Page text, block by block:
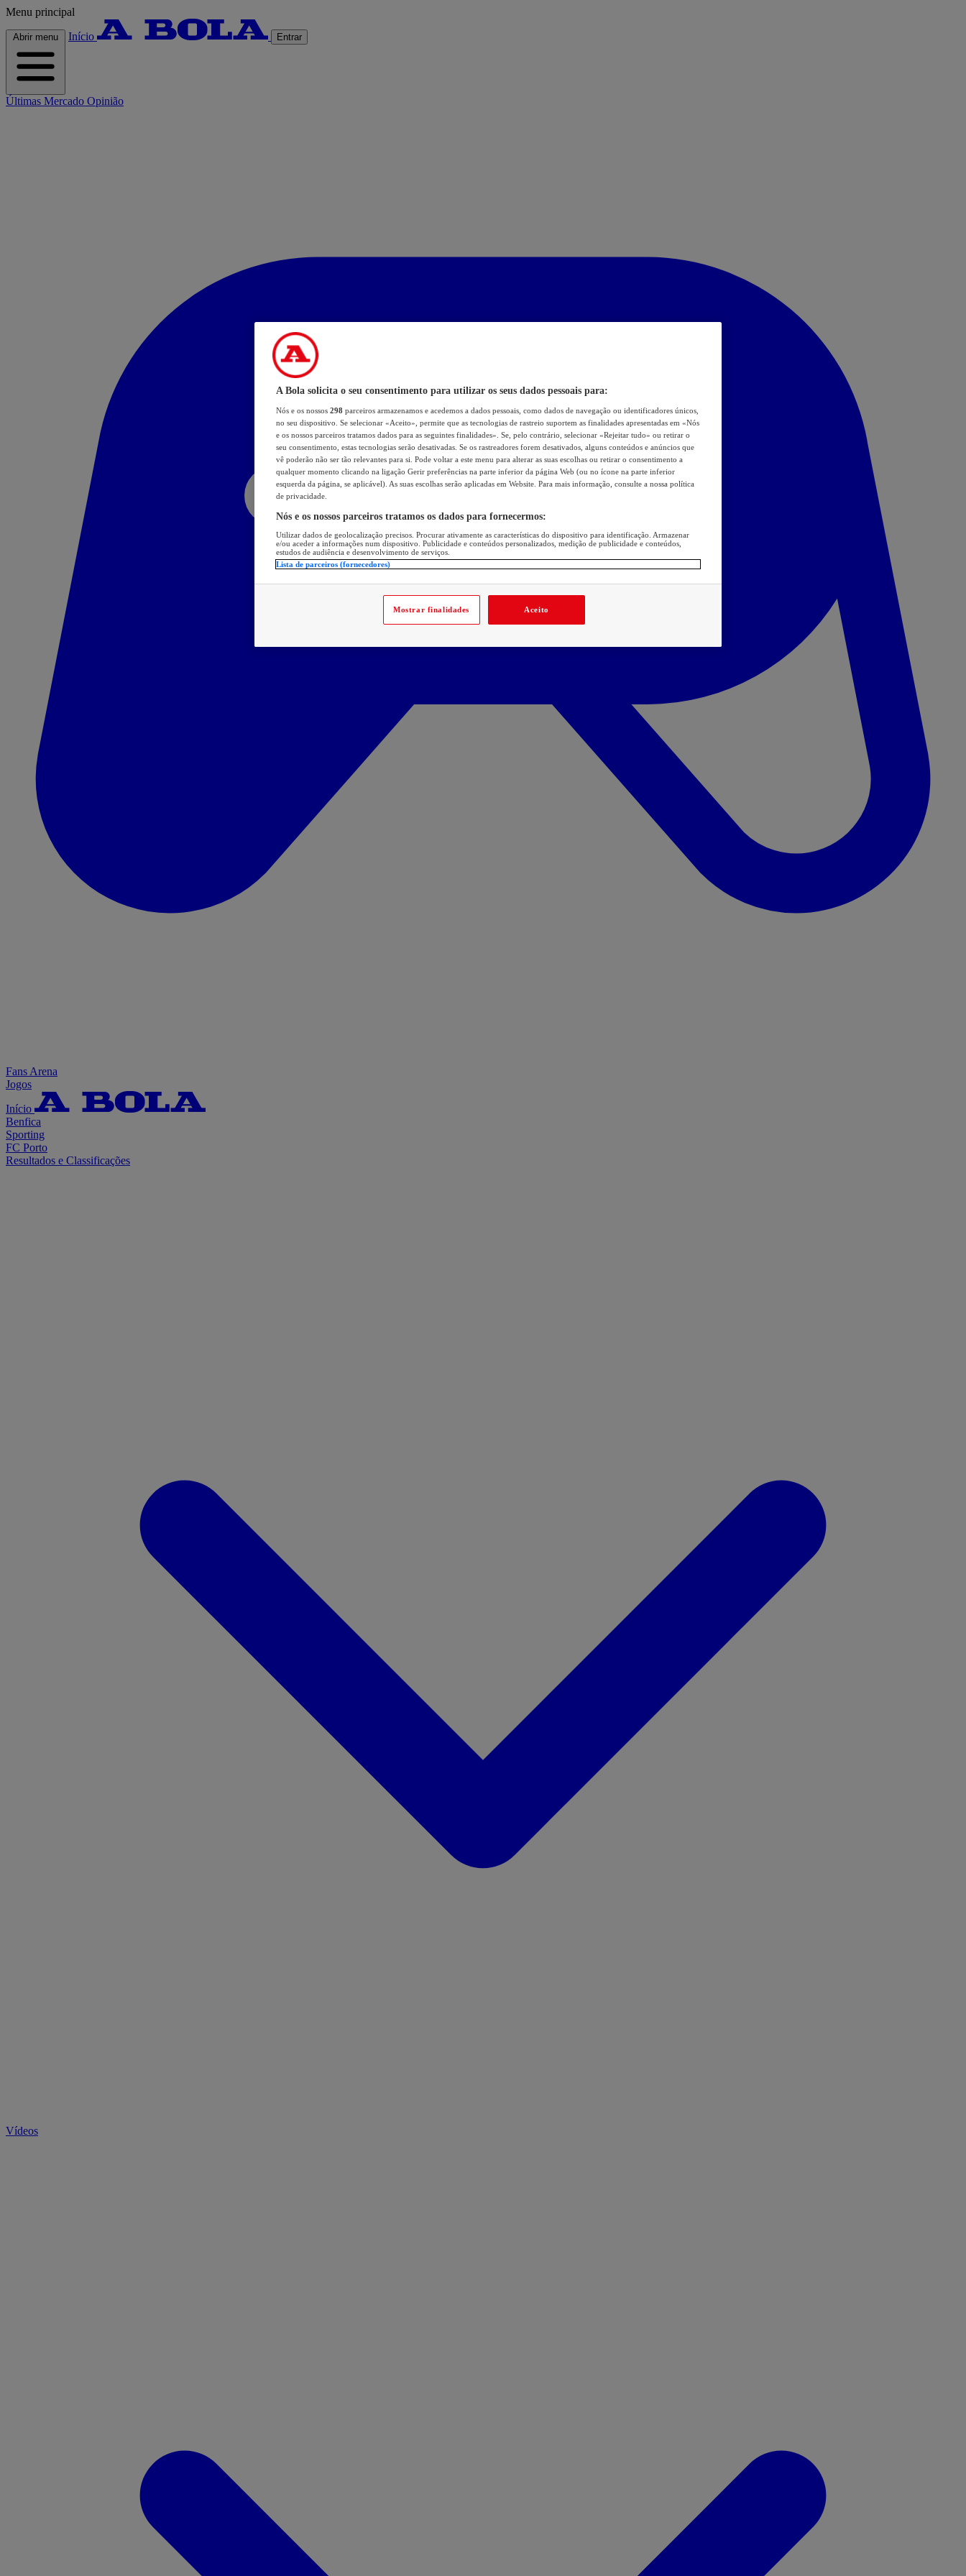
Menu principal
Abrir menu Início Entrar
Últimas Mercado Opinião
Fans Arena
Jogos
Início
Benfica
Sporting
FC Porto
Resultados e Classificações
Vídeos
A Bola solicita o seu consentimento para utilizar os seus dados pessoais para:
Nós e os nossos 298 parceiros armazenamos e acedemos a dados pessoais, como dados de navegação ou identificadores únicos,
no seu dispositivo. Se selecionar «Aceito», permite que as tecnologias de rastreio suportem as finalidades apresentadas em «Nós
e os nossos parceiros tratamos dados para as seguintes finalidades». Se, pelo contrário, selecionar «Rejeitar tudo» ou retirar o
seu consentimento, estas tecnologias serão desativadas. Se os rastreadores forem desativados, alguns conteúdos e anúncios que
vê poderão não ser tão relevantes para si. Pode voltar a este menu para alterar as suas escolhas ou retirar o consentimento a
qualquer momento clicando na ligação Gerir preferências na parte inferior da página Web (ou no ícone na parte inferior
esquerda da página, se aplicável). As suas escolhas serão aplicadas em Website. Para mais informação, consulte a nossa política
de privacidade.
Nós e os nossos parceiros tratamos os dados para fornecermos:
Utilizar dados de geolocalização precisos. Procurar ativamente as características do dispositivo para identificação. Armazenar
e/ou aceder a informações num dispositivo. Publicidade e conteúdos personalizados, medição de publicidade e conteúdos,
estudos de audiência e desenvolvimento de serviços.
Lista de parceiros (fornecedores)
Mostrar finalidades Aceito